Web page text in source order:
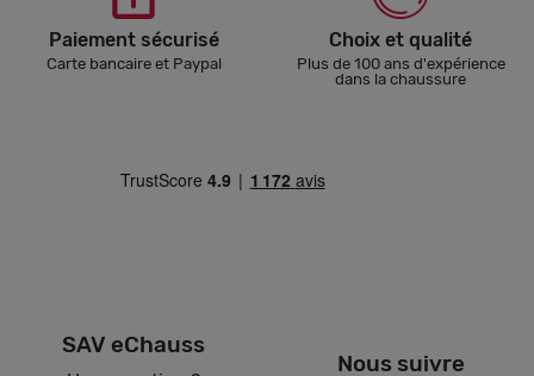
Paiement sécurisé
Carte bancaire et Paypal
Choix et qualité
Plus de 100 ans d'expérience
dans la chaussure
SAV eChauss
Nous suivre